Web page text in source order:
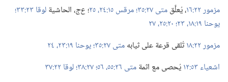
مزمور ٢٢:‏١٦
‏،‏ يُعلَّقمتى ٢٧:‏٣٥؛‏ مرقس ١٥:‏٢٤،‏ ٢٥ ‏؛‏ع‌ج‏،‏ الحاشيةلوقا ٢٣:‏٣٣؛‏
يوحنا ١٩:‏​١٨،‏
مزمور ٢٢:‏١٨
تُلقى قرعة على ثيابهمتى ٢٧:‏٣٥؛‏
يوحنا ١٩:‏​٢٣،‏ ٢٤
اشعياء ٥٣:‏١٢
يُحصى مع اثمةمتى ٢٦:‏​٥٥،‏ ٥٦؛‏
لوقا ٢٢:‏٣٧